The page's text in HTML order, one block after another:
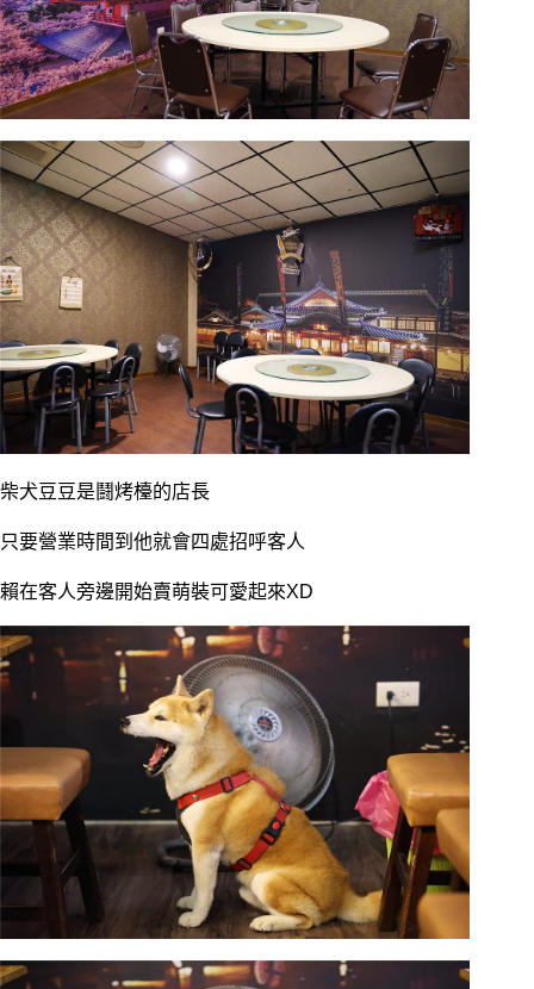
柴犬豆豆是鬪烤檯的店長
只要營業時間到他就會四處招呼客人
賴在客人旁邊開始賣萌裝可愛起來XD